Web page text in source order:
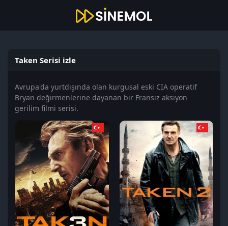
Taken Serisi izle
Avrupa'da yurtdışında olan kurgusal eski CIA operatif
Bryan değirmenlerine dayanan bir Fransız aksiyon
gerilim filmi serisi.